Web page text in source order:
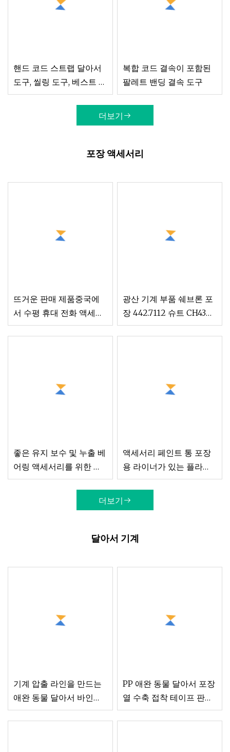
핸드 코드 스트랩 달아서
도구, 씰링 도구, 베스트 셀
러 달아서 기계
복합 코드 결속이 포함된
팔레트 밴딩 결속 도구
더보기
포장 액세서리
뜨거운 판매 제품중국에
서 수평 휴대 전화 액세서
리 포장 기계수입
광산 기계 부품 쉐브론 포
장 442.7112 슈트 CH430
H3800 S3800 콘 크러셔
좋은 유지 보수 및 누출 베
어링 액세서리를 위한 나
비 위치 지정 슬리브 엔드
액세서리 페인트 통 포장
용 라이너가 있는 플라스
틱 페인트 통
더보기
달아서 기계
기계 압출 라인을 만드는
애완 동물 달아서 바인딩
스트립 스트랩 시트를 직
PP 애완 동물 달아서 포장
열 수축 접착 테이프 판지
절단 로고 인쇄 만들기 잉